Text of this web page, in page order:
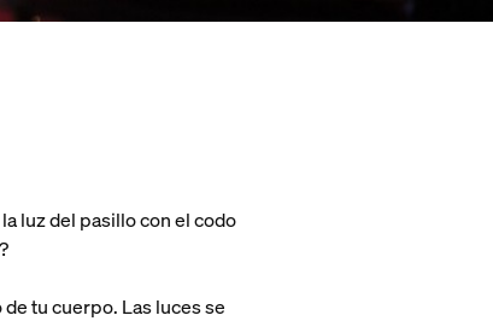
luz del pasillo con el codo
tu cuerpo. Las luces se